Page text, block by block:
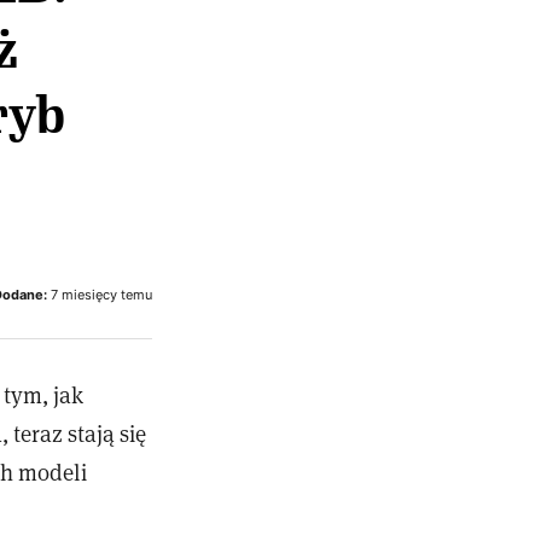
7 miesięcy temu
jak
teraz stają się
modeli